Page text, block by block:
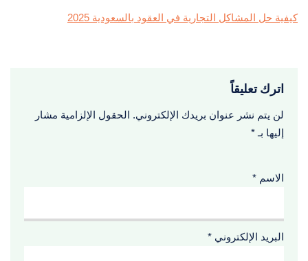
كيفية حل المشاكل التجارية في العقود بالسعودية 2025
اترك تعليقاً
لن يتم نشر عنوان بريدك الإلكتروني. الحقول الإلزامية مشار
إليها بـ *
الاسم *
البريد الإلكتروني *